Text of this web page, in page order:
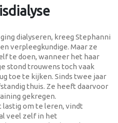
dialyseren, kreeg Stephanni
verpleegkundige. Maar ze
te doen, wanneer het haar
stond trouwens toch vaak
toe te kijken. Sinds twee jaar
thuis. Ze heeft daarvoor
gekregen.
lastig om te leren, vindt
veel zelf in het